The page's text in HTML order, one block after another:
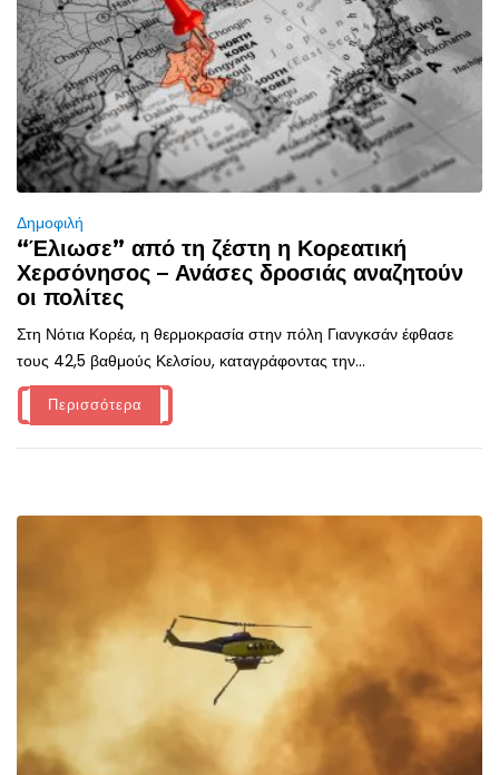
Δημοφιλή
“Έλιωσε” από τη ζέστη η Κορεατική
Χερσόνησος – Ανάσες δροσιάς αναζητούν
οι πολίτες
Στη Νότια Κορέα, η θερμοκρασία στην πόλη Γιανγκσάν έφθασε
τους 42,5 βαθμούς Κελσίου, καταγράφοντας την...
Περισσότερα